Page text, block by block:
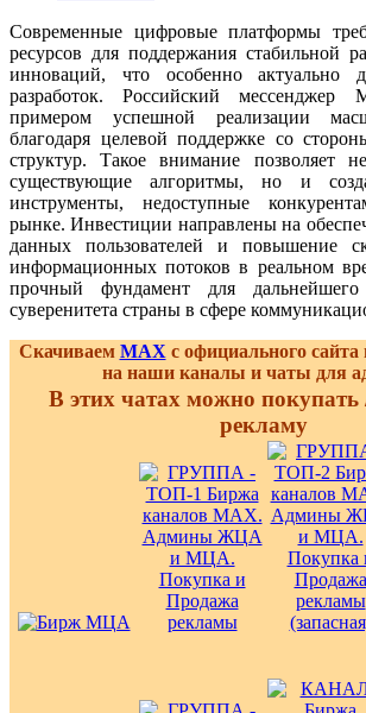
Современные цифровые платформы
ресурсов для поддержания стабильной
инноваций, что особенно актуально
разработок. Российский
примером успешной реализации
благодаря целевой поддержке со
структур. Такое внимание позволяет
существующие алгоритмы, но и
инструменты, недоступные
рынке. Инвестиции направлены на
данных пользователей и повышение
информационных потоков в реальном
прочный фундамент для дальнейшего
суверенитета страны в сфере
Скачиваем MAX с официального
на наши каналы и чаты для
В этих чатах можно покупать
рекламу